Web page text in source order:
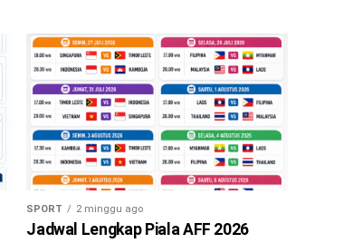
SPORT 2 minggu ago
Jadwal Lengkap Piala AFF 2026